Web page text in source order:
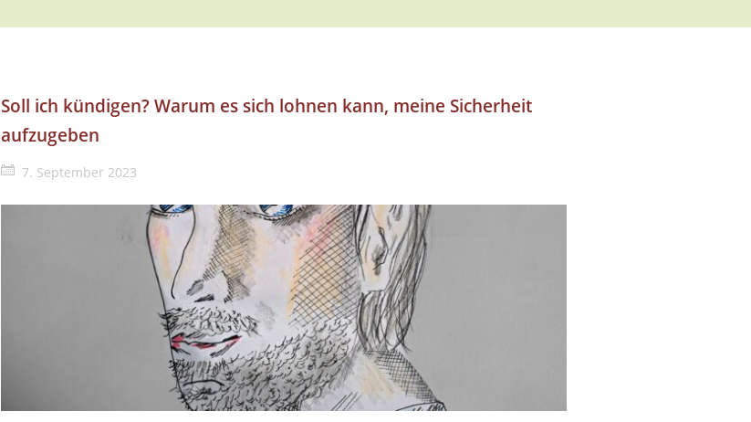
Soll ich kündigen? Warum es sich lohnen kann, meine Sicherheit
aufzugeben
7. September 2023